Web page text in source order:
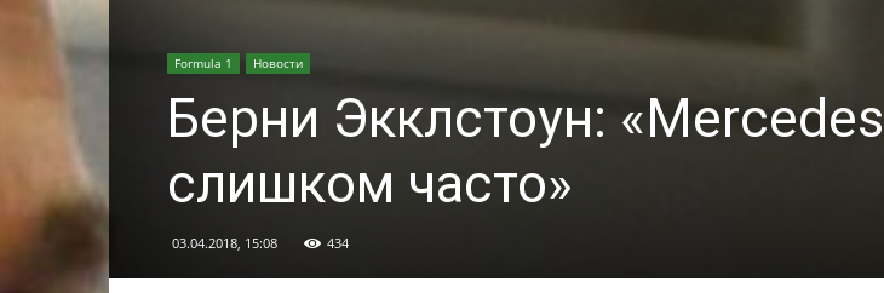
Formula 1 Новости
Берни Экклстоун:
слишком часто»
03.04.2018, 15:08 434